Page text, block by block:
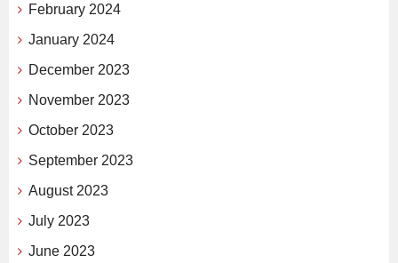
February 2024
January 2024
December 2023
November 2023
October 2023
September 2023
August 2023
July 2023
June 2023